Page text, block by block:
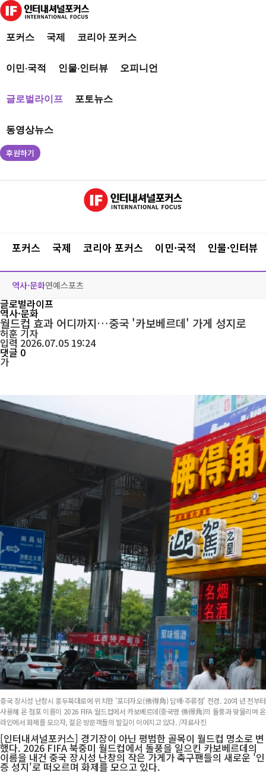
포커스 국제 코리아 포커스
이민·국적 인물·인터뷰 오피니언
글로벌라이프 포토뉴스
동영상뉴스
후원하기
포커스 국제 코리아 포커스 이민·국적 인물·인터뷰
역사·문화연예스포츠
글로벌라이프
역사·문화
월드컵 효과 어디까지…중국 '카보베르데' 가게 성지로
허훈 기자
입력 2026.07.05 19:24
댓글 0
가
중국 장시성 난창시 훙두북대로에 위치한 '포더자오(佛得角) 담배·주류점' 전경. 20여 년 전부터
사용해 온 점포 이름이 2026 FIFA 월드컵에서 카보베르데(중국명 佛得角)의 돌풍과 맞물리며 온
라인에서 화제를 모으자, 젊은 방문객들의 발길이 이어지고 있다. /자료사진
[인터내셔널포커스] 경기장이 아닌 평범한 골목이 월드컵 명소로 변
했다. 2026 FIFA 북중미 월드컵에서 돌풍을 일으킨 카보베르데의
이름을 내건 중국 장시성 난창의 작은 가게가 축구팬들의 새로운 '인
증 성지'로 떠오르며 화제를 모으고 있다.